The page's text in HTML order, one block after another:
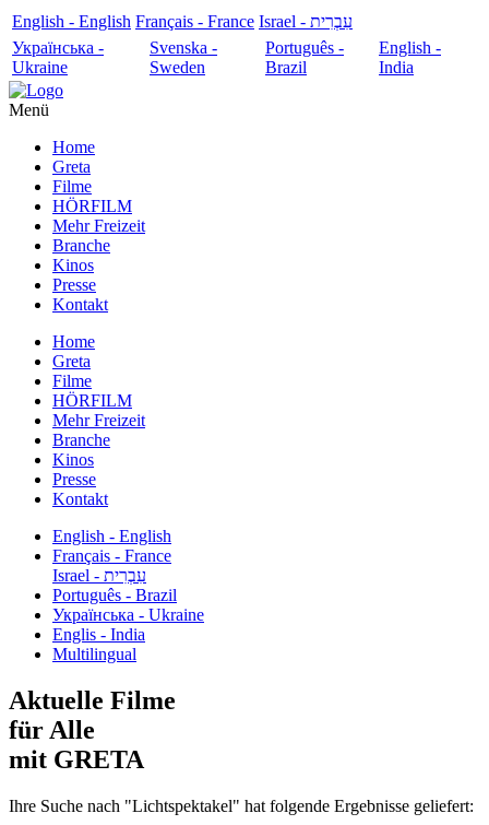
English - English Français - France
עִבְרִית - Israel
Українська -
Ukraine
Svenska -
Sweden
Português -
Brazil
English -
India
Menü
Home
Greta
Filme
HÖRFILM
Mehr Freizeit
Branche
Kinos
Presse
Kontakt
Home
Greta
Filme
HÖRFILM
Mehr Freizeit
Branche
Kinos
Presse
Kontakt
English - English
Français - France
עִבְרִית - Israel
Português - Brazil
Українська - Ukraine
Englis - India
Multilingual
Aktuelle Filme
für Alle
mit GRETA
Ihre Suche nach "Lichtspektakel" hat folgende Ergebnisse geliefert: